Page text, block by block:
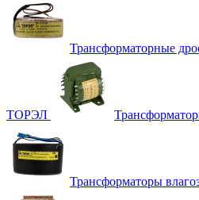
Трансформаторные
ТОРЭЛ
Трансформаторы